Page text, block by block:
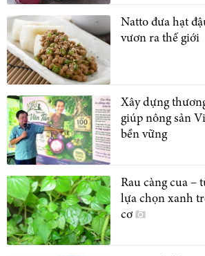
Natto đưa hạt
vươn ra thế giới
Xây dựng
giúp nông sản
bền vững
Rau càng cua –
lựa chọn xanh
cơ